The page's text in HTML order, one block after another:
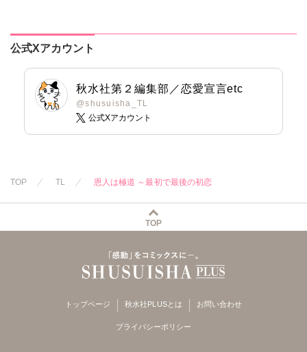
公式Xアカウント
秋水社第２編集部／恋愛宣言etc
@shusuisha_TL
公式Xアカウント
TOP TL 恩人は極道 ～最初で最後の初恋
TOP
トップページ 秋水社PLUSとは お問い合わせ
プライバシーポリシー